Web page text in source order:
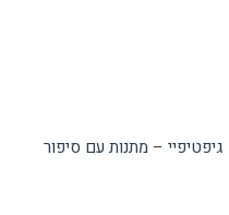
גיפטיפיי – מתנות עם סיפור